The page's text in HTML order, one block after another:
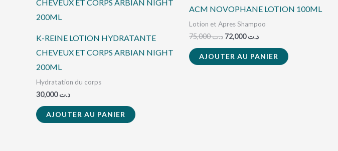
K-REINE LOTION HYDRATANTE
CHEVEUX ET CORPS ARBIAN NIGHT
200ML
Hydratation du corps
د.ت30,000
AJOUTER AU PANIER
ACM NOVOPHANE LOTION 100ML
Lotion et Apres Shampoo
د.ت75,000
était :
د.ت72,000
est :
AJOUTER AU PANIER